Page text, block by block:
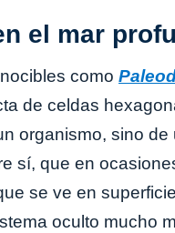
el mar
como
de celdas
organismo, sino
sí, que en
se ve en
oculto mucho